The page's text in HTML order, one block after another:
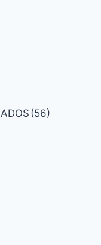
(56)